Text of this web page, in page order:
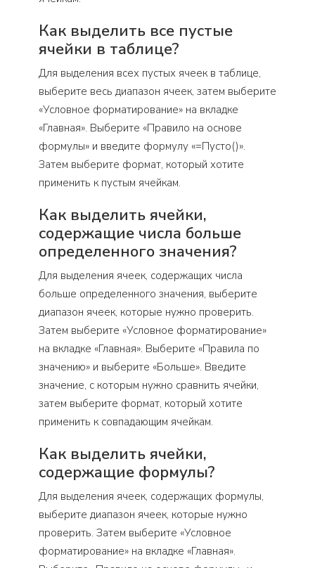
Как выделить все пустые
ячейки в таблице?
Для выделения всех пустых ячеек в таблице,
выберите весь диапазон ячеек, затем выберите
«Условное форматирование» на вкладке
«Главная». Выберите «Правило на основе
формулы» и введите формулу «=Пусто()».
Затем выберите формат, который хотите
применить к пустым ячейкам.
Как выделить ячейки,
содержащие числа больше
определенного значения?
Для выделения ячеек, содержащих числа
больше определенного значения, выберите
диапазон ячеек, которые нужно проверить.
Затем выберите «Условное форматирование»
на вкладке «Главная». Выберите «Правила по
значению» и выберите «Больше». Введите
значение, с которым нужно сравнить ячейки,
затем выберите формат, который хотите
применить к совпадающим ячейкам.
Как выделить ячейки,
содержащие формулы?
Для выделения ячеек, содержащих формулы,
выберите диапазон ячеек, которые нужно
проверить. Затем выберите «Условное
форматирование» на вкладке «Главная».